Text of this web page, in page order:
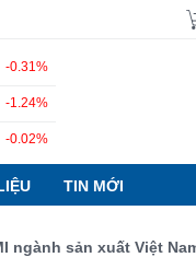
-0.31%
-1.24%
-0.02%
TIN MỚI
sản xuất Việt Nam